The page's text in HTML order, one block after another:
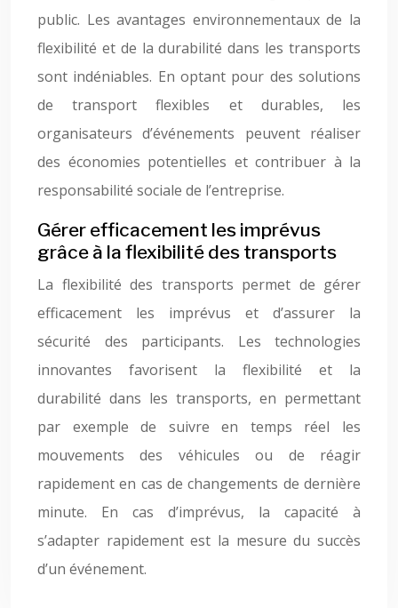
public. Les avantages environnementaux de la
flexibilité et de la durabilité dans les transports
sont indéniables. En optant pour des solutions
de transport flexibles et durables, les
organisateurs d’événements peuvent réaliser
des économies potentielles et contribuer à la
responsabilité sociale de l’entreprise.
Gérer efficacement les imprévus
grâce à la flexibilité des transports
La flexibilité des transports permet de gérer
efficacement les imprévus et d’assurer la
sécurité des participants. Les technologies
innovantes favorisent la flexibilité et la
durabilité dans les transports, en permettant
par exemple de suivre en temps réel les
mouvements des véhicules ou de réagir
rapidement en cas de changements de dernière
minute. En cas d’imprévus, la capacité à
s’adapter rapidement est la mesure du succès
d’un événement.